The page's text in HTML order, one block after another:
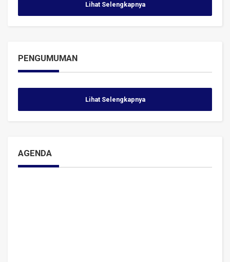
Lihat Selengkapnya
PENGUMUMAN
Lihat Selengkapnya
AGENDA